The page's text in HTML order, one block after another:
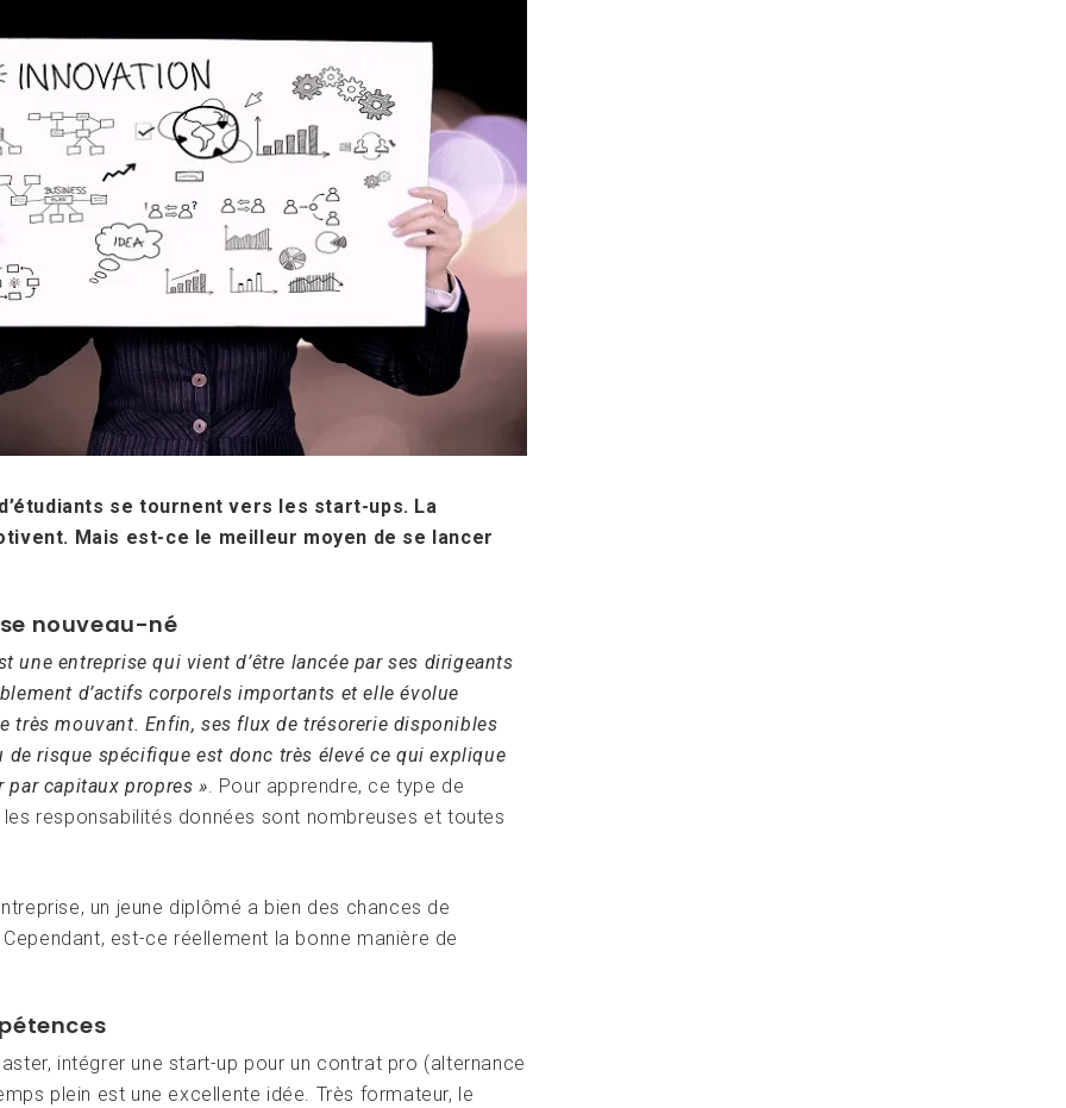
se tournent vers les start-ups. La
Mais est-ce le meilleur moyen de se lancer
nouveau-né
une entreprise qui vient d’être lancée par ses dirigeants
d’actifs corporels importants et elle évolue
très mouvant. Enfin, ses flux de trésorerie disponibles
risque spécifique est donc très élevé ce qui explique
par capitaux propres » . Pour apprendre, ce type de
responsabilités données sont nombreuses et toutes
un jeune diplômé a bien des chances de
est-ce réellement la bonne manière de
intégrer une start-up pour un contrat pro (alternance
plein est une excellente idée. Très formateur, le